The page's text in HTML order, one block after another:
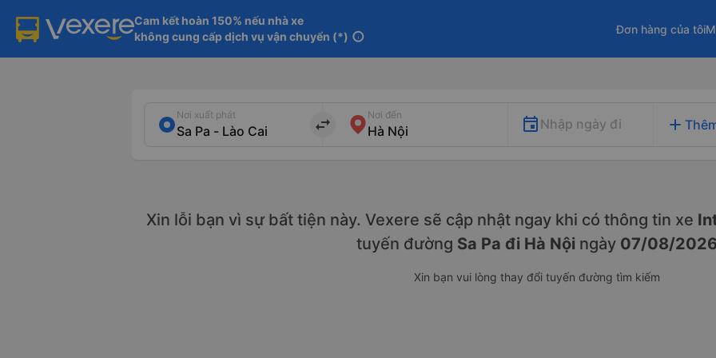
Cam kết hoàn 150% nếu nhà xe
không cung cấp dịch vụ vận chuyển (*) info
Đơn hàng của tôi
Nơi xuất phát
import_export
Nơi đến
Nhập ngày đi add
Xin lỗi bạn vì sự bất tiện này. Vexere sẽ cập nhật ngay khi có thông tin xe
tuyến đường Sa Pa đi Hà Nội ngày 07/08/2026
Xin bạn vui lòng thay đổi tuyến đường tìm kiếm